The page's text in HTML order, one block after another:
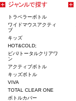
2018/02/20
2018/02/01
2017/12/06
2017/07/28
2017/07/24
2017/06/08
2017/04/05
2017/01/05
トラベラーボトル
ワイドマウスアクティ
ブ
キッズ
HOT&COLD;
ビバ/トータルクリアワ
ン
アクティブボトル
キッズボトル
VIVA
TOTAL CLEAR ONE
ボトルカバー